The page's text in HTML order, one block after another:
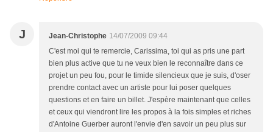
J Jean-Christophe 14/07/2009 09:44
C'est moi qui te remercie, Carissima, toi qui as pris une part
bien plus active que tu ne veux bien le reconnaître dans ce
projet un peu fou, pour le timide silencieux que je suis, d'oser
prendre contact avec un artiste pour lui poser quelques
questions et en faire un billet. J'espère maintenant que celles
et ceux qui viendront lire les propos à la fois simples et riches
d'Antoine Guerber auront l'envie d'en savoir un peu plus sur